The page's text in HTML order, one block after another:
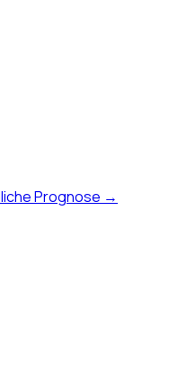
Prognose →